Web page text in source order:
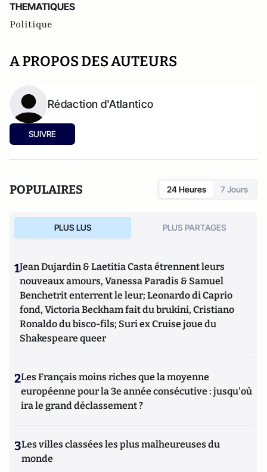
THEMATIQUES
Politique
A PROPOS DES AUTEURS
Rédaction d'Atlantico
SUIVRE
POPULAIRES 24 Heures 7 Jours
PLUS LUS PLUS PARTAGES
1Jean Dujardin & Laetitia Casta étrennent leurs
nouveaux amours, Vanessa Paradis & Samuel
Benchetrit enterrent le leur; Leonardo di Caprio
fond, Victoria Beckham fait du brukini, Cristiano
Ronaldo du bisco-fils; Suri ex Cruise joue du
Shakespeare queer
2Les Français moins riches que la moyenne
européenne pour la 3e année consécutive : jusqu'où
ira le grand déclassement ?
3Les villes classées les plus malheureuses du
monde